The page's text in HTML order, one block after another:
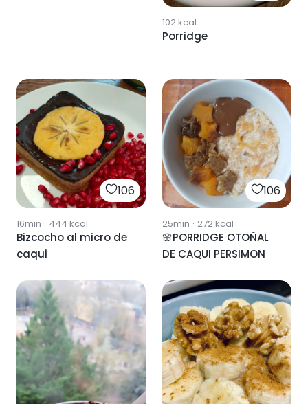
102kcal
Porridge
106
16min · 444 kcal
Bizcocho al micro de
caqui
106
25min · 272kcal
🌸PORRIDGE OTOÑAL
DE CAQUI PERSIMON